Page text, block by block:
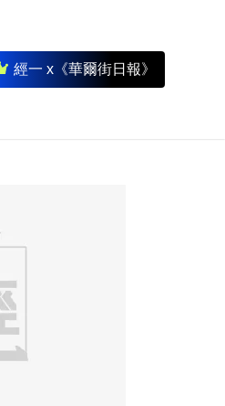
經一 x《華爾街日報》